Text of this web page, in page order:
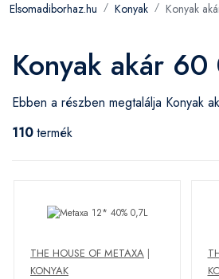
Elsomadiborhaz.hu Konyak Konyak
Konyak akár
Ebben a részben megtalálja Konyak
110termék
THE HOUSE OF METAXA |
KONYAK